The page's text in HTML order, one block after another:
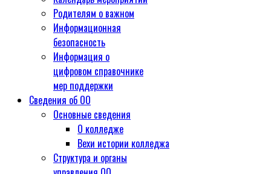
Родителям о важном
Информационная
безопасность
Информация о
цифровом справочнике
мер поддержки
Сведения об ОО
Основные сведения
О колледже
Вехи истории колледжа
Структура и органы